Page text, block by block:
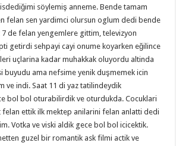
söylemiş anneme. Bende tamam
felan sen yardimci olursun oglum dedi bende
de felan yengemlere gittim, televizyon
getirdi sehpayi cayi onume koyarken eğilince
uçlarina kadar muhakkak oluyordu altinda
buyudu ama nefsime yenik duşmemek icin
ve indi. Saat 11 di yaz tatilindeydik
bol bol oturabilirdik ve oturdukda. Cocuklari
felan ettik ilk mektep anilarini felan anlatti dedi
Votka ve viski aldik gece bol bol icicektik.
guzel bir romantik ask filmi actik ve